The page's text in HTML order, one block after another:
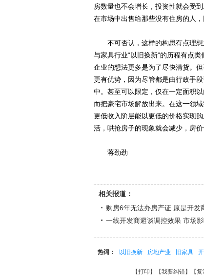
房数量也不会增长，投资性就会受
在市场中出售给那些没有住房的人
不可否认，这样的构思有点理想
与家具行业“以旧换新”的历程有点
企业的想法更多是为了尽快清货。
更有优势，因为尽管都是由行政手
中。甚至可以限定，仅在一定面积
而把豪宅市场解放出来。在这一领
更低收入阶层能以更低的价格实现
活，哄抢房子的现象就会减少，房
蒋劲劲
相关报道：
购房6年无法办房产证 原是开发
一线开发商避谈调控效果 市场
热词： 以旧换新 房地产业 旧家具
【打印 】【我要纠错】【复